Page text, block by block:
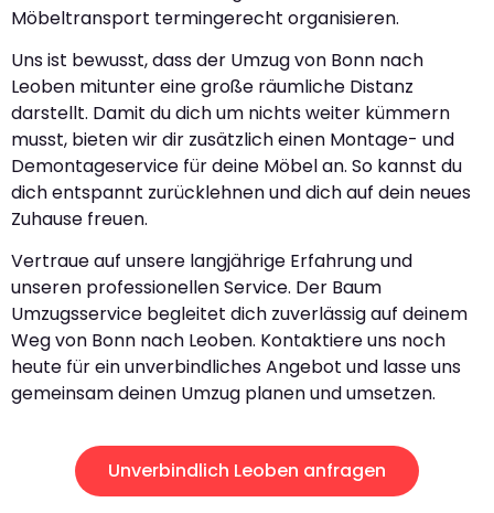
Möbeltransport termingerecht organisieren.
Uns ist bewusst, dass der Umzug von Bonn nach
Leoben mitunter eine große räumliche Distanz
darstellt. Damit du dich um nichts weiter kümmern
musst, bieten wir dir zusätzlich einen Montage- und
Demontageservice für deine Möbel an. So kannst du
dich entspannt zurücklehnen und dich auf dein neues
Zuhause freuen.
Vertraue auf unsere langjährige Erfahrung und
unseren professionellen Service. Der Baum
Umzugsservice begleitet dich zuverlässig auf deinem
Weg von Bonn nach Leoben. Kontaktiere uns noch
heute für ein unverbindliches Angebot und lasse uns
gemeinsam deinen Umzug planen und umsetzen.
Unverbindlich Leoben anfragen